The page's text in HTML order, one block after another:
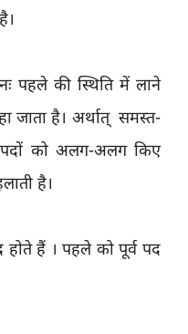
पहले की स्थिति में लाने
जाता है। अर्थात् समस्त-
को अलग-अलग किए
है।
होते हैं । पहले को पूर्व पद